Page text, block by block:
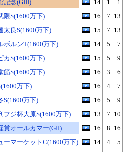
記念(GIII) 14 1 1
隈S(1600万下) 16 7 13
太良S(1600万下) 15 7 13
ボルンT(1600万下) 14 5 7
カS(1600万下) 15 5 9
筋S(1600万下) 16 3 6
万下) 16 4 7
S(1600万下) 16 5 9
フジ杯大原S(1600万下) 13 7 10
賞オールカマー(GII) 16 8 16
ーマーケットC(1600万下) 14 4 5